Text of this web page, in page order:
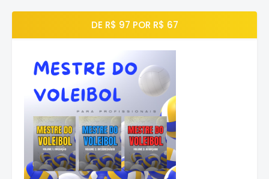
DE R$ 97 POR R$ 67